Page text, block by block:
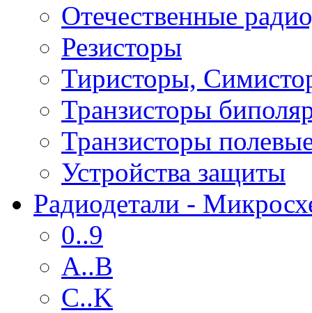
Отечественные
Резисторы
Тиристоры,
Транзисторы
Транзисторы
Устройства защиты
Радиодетали -
0..9
A..B
C..K